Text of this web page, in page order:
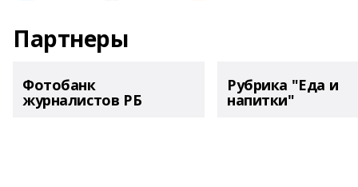
Партнеры
Фотобанк
журналистов РБ
Рубрика "Еда и
напитки"